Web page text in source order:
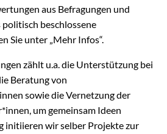
aus Befragungen und
beschlossene
Sie unter „Mehr Infos“.
zählt u.a. die Unterstützung bei
Beratung von
sowie die Vernetzung der
um gemeinsam Ideen
initiieren wir selber Projekte zur